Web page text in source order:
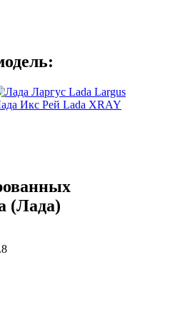
Lada Largus
Lada XRAY
(Лада)